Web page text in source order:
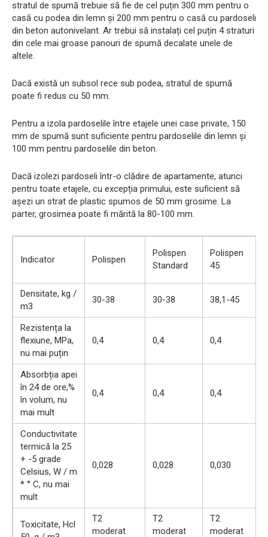
stratul de spumă trebuie să fie de cel puțin 300 mm pentru o
casă cu podea din lemn și 200 mm pentru o casă cu pardoseli
din beton autonivelant. Ar trebui să instalați cel puțin 4 straturi
din cele mai groase panouri de spumă decalate unele de
altele.
Dacă există un subsol rece sub podea, stratul de spumă
poate fi redus cu 50 mm.
Pentru a izola pardoselile între etajele unei case private, 150
mm de spumă sunt suficiente pentru pardoselile din lemn și
100 mm pentru pardoselile din beton.
Dacă izolezi pardoseli într-o clădire de apartamente, atunci
pentru toate etajele, cu excepția primului, este suficient să
așezi un strat de plastic spumos de 50 mm grosime. La
parter, grosimea poate fi mărită la 80-100 mm.
Indicator Polispen
Polispen
Standard
Polispen
45
Densitate, kg /
m3
30-38 30-38 38,1-45
Rezistența la
flexiune, MPa,
nu mai puțin
0,4 0,4 0,4
Absorbția apei
în 24 de ore,%
în volum, nu
mai mult
0,4 0,4 0,4
Conductivitate
termică la 25
+ -5 grade
Celsius, W / m
* ° C, nu mai
mult
0,028 0,028 0,030
Toxicitate, Hcl
T2
moderat
T2
moderat
T2
moderat